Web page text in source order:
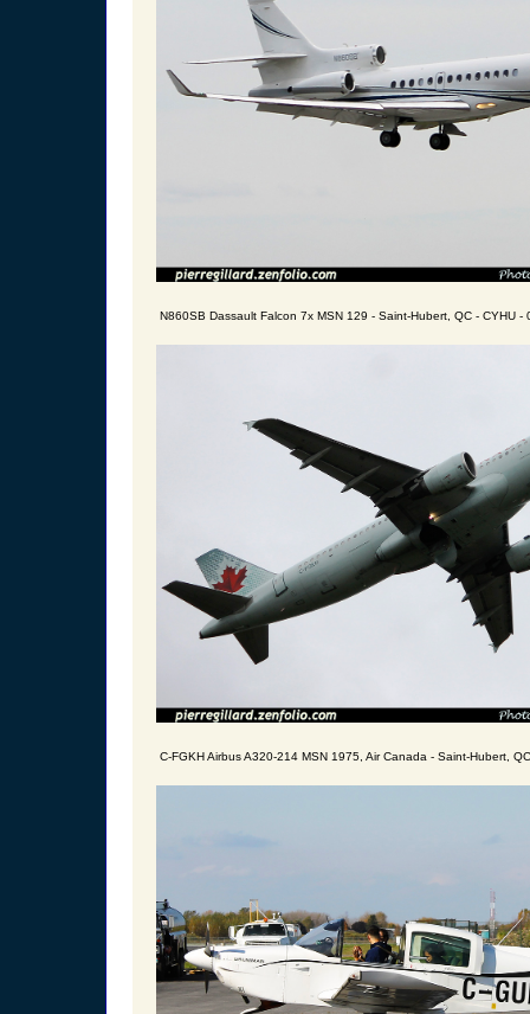
N860SB Dassault Falcon 7x MSN 129 - Saint-Hubert, QC - CYHU -
C-FGKH Airbus A320-214 MSN 1975, Air Canada - Saint-Hubert,